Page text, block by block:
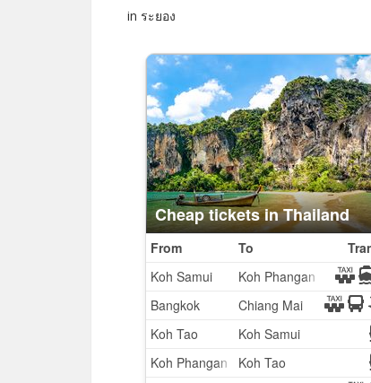
in ระยอง